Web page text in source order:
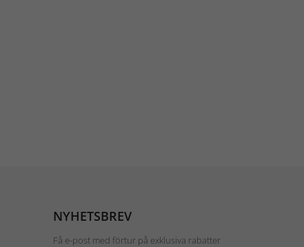
NYHETSBREV
Få e-post med förtur på exklusiva rabatter